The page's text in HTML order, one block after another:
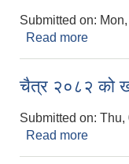
Submitted on:
Read more
चैत्र २०८२ को
Submitted on: Thu,
Read more